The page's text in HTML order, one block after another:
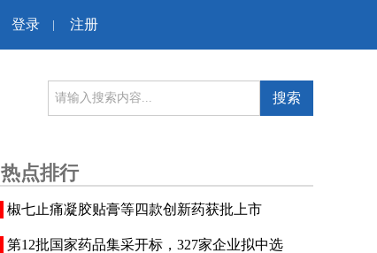
登录 | 注册
搜索
热点排行
椒七止痛凝胶贴膏等四款创新药获批上市
第12批国家药品集采开标，327家企业拟中选